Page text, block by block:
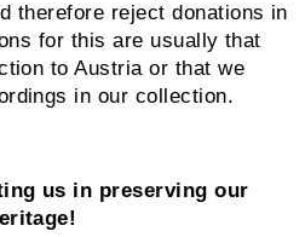
therefore reject donations in
for this are usually that
to Austria or that we
in our collection.
us in preserving our